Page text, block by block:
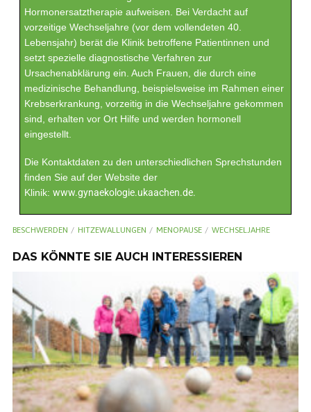
Hormonersatztherapie aufweisen. Bei Verdacht auf
vorzeitige Wechseljahre (vor dem vollendeten 40.
Lebensjahr) berät die Klinik betroffene Patientinnen und
setzt spezielle diagnostische Verfahren zur
Ursachenabklärung ein. Auch Frauen, die durch eine
medizinische Behandlung, beispielsweise im Rahmen einer
Krebserkrankung, vorzeitig in die Wechseljahre gekommen
sind, erhalten vor Ort Hilfe und werden hormonell
eingestellt.
Die Kontaktdaten zu den unterschiedlichen Sprechstunden
finden Sie auf der Website der
Klinik: www.gynaekologie.ukaachen.de.
BESCHWERDEN HITZEWALLUNGEN MENOPAUSE WECHSELJAHRE
DAS KÖNNTE SIE AUCH INTERESSIEREN